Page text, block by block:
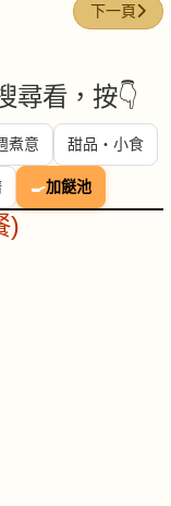
下一篇文章
下一頁
尋看，按👇
煮意 甜品・小食
🍳加餸池
)